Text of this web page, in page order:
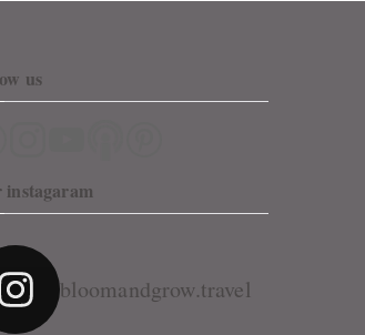
us
instagaram
bloomandgrow.travel